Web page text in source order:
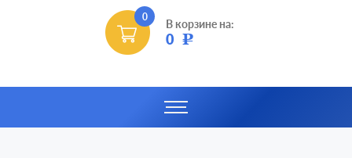
0
В корзине на:
0 Р